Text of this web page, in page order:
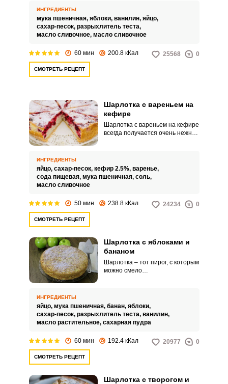
минимума ингредиентов,
поэтому он просто в
приготовлении.
ИНГРЕДИЕНТЫ
мука пшеничная, яблоки, ванилин, яйцо,
сахар-песок, разрыхлитель теста,
масло сливочное, масло сливочное
60 мин 200.8 кКал 25568 0
СМОТРЕТЬ РЕЦЕПТ
Шарлотка с вареньем на
кефире
Шарлотка с вареньем на кефире
всегда получается очень нежной
ИНГРЕДИЕНТЫ
яйцо, сахар-песок, кефир 2.5%, варенье,
сода пищевая, мука пшеничная, соль,
масло сливочное
50 мин 238.8 кКал 24234 0
СМОТРЕТЬ РЕЦЕПТ
Шарлотка с яблоками и
бананом
Шарлотка – тот пирог, с которым
можно смело
полностью оправдывает
классическую шарлотку с
добавлением банана.
ИНГРЕДИЕНТЫ
яйцо, мука пшеничная, банан, яблоки,
сахар-песок, разрыхлитель теста, ванилин,
масло растительное, сахарная пудра
60 мин 192.4 кКал 20977 0
СМОТРЕТЬ РЕЦЕПТ
Шарлотка с творогом и